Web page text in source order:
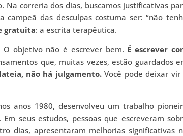
correria dos dias, buscamos justificativas
das desculpas costuma ser: “não
gratuita: a escrita terapêutica.
objetivo não é escrever bem. É escrever
que, muitas vezes, estão guardados
não há julgamento.Você pode deixar vir
anos 1980, desenvolveu um trabalho
seus estudos, pessoas que escreveram
dias, apresentaram melhorias significativas